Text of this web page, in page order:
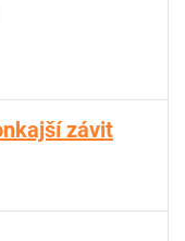
závit